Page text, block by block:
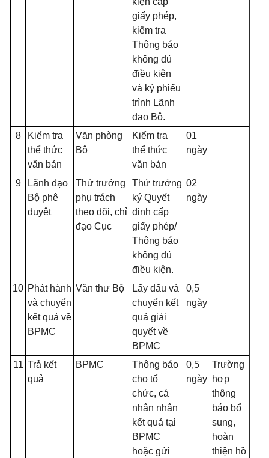
giấy phép,
kiểm tra
Thông báo
không đủ
điều kiện
và ký phiếu
trình Lãnh
đạo Bộ.
8
Kiểm tra
thể thức
văn bản
Văn phòng
Bộ
Kiểm tra
thể thức
văn bản
01
ngày
9
Lãnh đạo
Bộ phê
duyệt
Thứ trưởng
phụ trách
theo dõi, chỉ
đạo Cục
Thứ trưởng
ký Quyết
định cấp
giấy phép/
Thông báo
không đủ
điều kiện.
02
ngày
10 Phát hành
và chuyển
kết quả về
BPMC
Văn thư Bộ
Lấy dấu và
chuyển kết
quả giải
quyết về
BPMC
0,5
ngày
11 Trả kết
quả
BPMC
Thông báo
cho tổ
chức, cá
nhân nhận
kết quả tại
BPMC
hoặc gửi
0,5
ngày
Trường
hợp
thông
báo bổ
sung,
hoàn
thiện hồ